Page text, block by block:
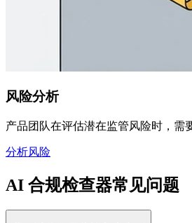
风险分析
产品团队在评估潜在监管风险时，需
分析风险
AI 合规检查器常见问题